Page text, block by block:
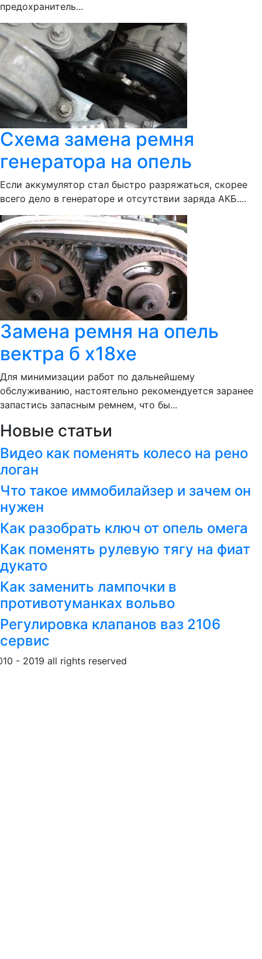
предохранитель...
Схема замена ремня
генератора на опель
Если аккумулятор стал быстро разряжаться, скорее
всего дело в генераторе и отсутствии заряда АКБ....
Замена ремня на опель
вектра б x18xe
Для минимизации работ по дальнейшему
обслуживанию, настоятельно рекомендуется заранее
запастись запасным ремнем, что бы...
Новые статьи
Видео как поменять колесо на рено
логан
Что такое иммобилайзер и зачем он
нужен
Как разобрать ключ от опель омега
Как поменять рулевую тягу на фиат
дукато
Как заменить лампочки в
противотуманках вольво
Регулировка клапанов ваз 2106
сервис
- 2019 all rights reserved